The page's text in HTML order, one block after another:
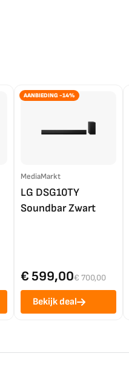
AANBIEDING -14%
MediaMarkt
LG DSG10TY
Soundbar Zwart
€ 599,00€ 700,00
Bekijk deal